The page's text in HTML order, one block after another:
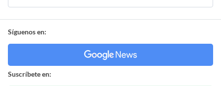
Síguenos en:
Suscríbete en: